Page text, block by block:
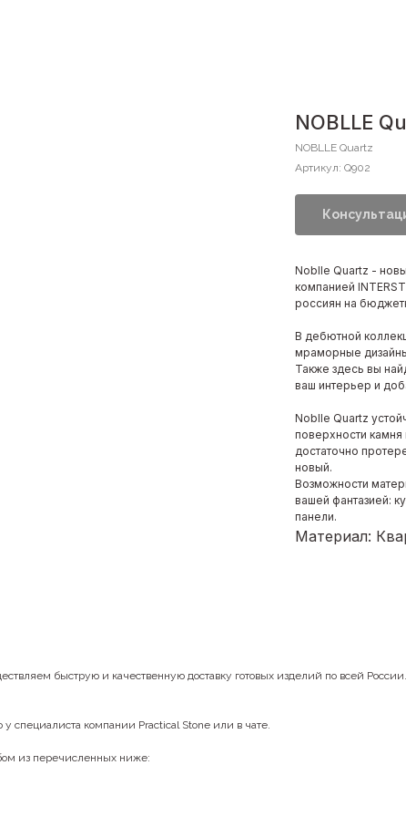
NOBLLE
NOBLLE Quartz
Артикул: Q902
Noblle Quartz -
компанией
россиян на
В дебютной
мраморные
Также здесь вы
ваш интерьер и
Noblle Quartz
поверхности камня
достаточно
новый.
Возможности
вашей фантазией:
панели.
Материал:
быструю и качественную доставку готовых изделий по всей
у специалиста компании Practical Stone или в чате.
из перечисленных ниже: